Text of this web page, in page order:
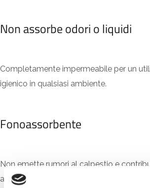
Non assorbe odori o liquidi
Completamente impermeabile per un
igienico in qualsiasi ambiente.
Fonoassorbente
Non emette rumori al calpestio e
acustico di tutta la casa.